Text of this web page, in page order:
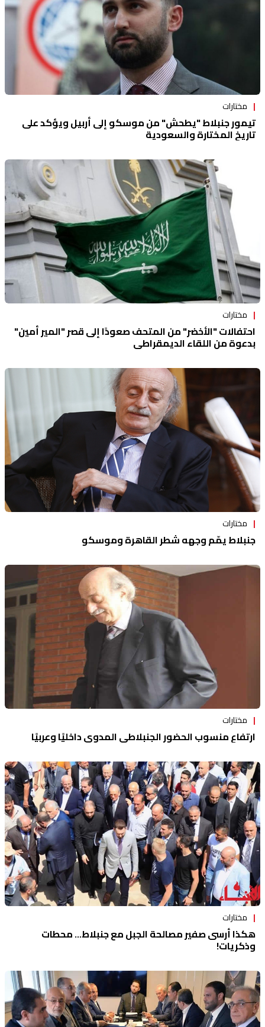
مختارات
تيمور جنبلاط "يطحش" من موسكو إلى أربيل ويؤكد على
تاريخ المختارة والسعودية
مختارات
احتفالات "الأخضر" من المتحف صعودًا إلى قصر "المير أمين"
بدعوة من اللقاء الديمقراطي
مختارات
جنبلاط يمّم وجهه شطر القاهرة وموسكو
مختارات
ارتفاع منسوب الحضور الجنبلاطي المدوي داخليًا وعربيًا
مختارات
هكذا أرسى صفير مصالحة الجبل مع جنبلاط... محطات
وذكريات!